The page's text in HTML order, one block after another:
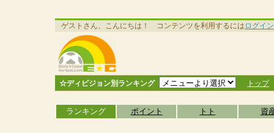
ゲストさん、こんにちは！ コンテンツを利用するには ログイン
☆ディビジョン別ランキング トップ
ランキング ポイント トト 資